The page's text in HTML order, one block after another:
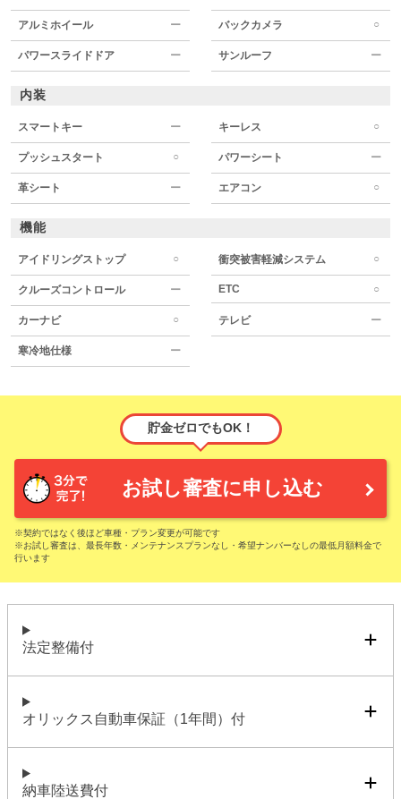
アルミホイール ー バックカメラ ○
パワースライドドア ー サンルーフ ー
内装
スマートキー ー キーレス ○
プッシュスタート ○ パワーシート ー
革シート ー エアコン ○
機能
アイドリングストップ ○ 衝突被害軽減システム ○
クルーズコントロール ー ETC ○
カーナビ ○ テレビ ー
寒冷地仕様 ー
貯金ゼロでもOK！
お試し審査に申し込む
※契約ではなく後ほど車種・プラン変更が可能です
※お試し審査は、最長年数・メンテナンスプランなし・希望ナンバーなしの最低月額料金で
行います
法定整備付
オリックス自動車保証（1年間）付
納車陸送費付